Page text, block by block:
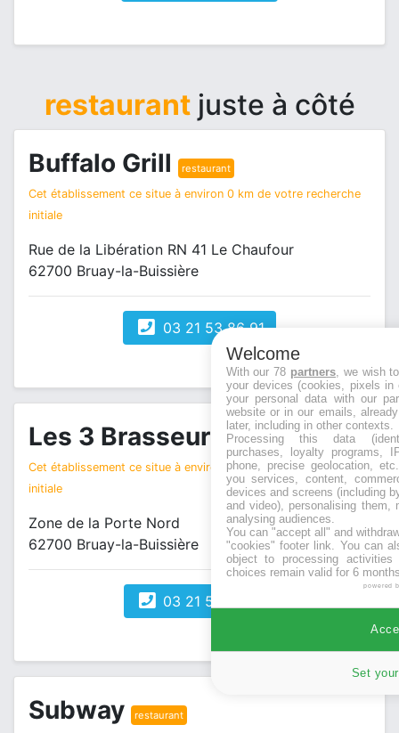
restaurantjuste à côté
Buffalo Grill restaurant
Cet établissement ce situe à environ 0 km de votre recherche
initiale
Rue de la Libération RN 41 Le Chaufour
62700 Bruay-la-Buissière
03 21 53 86 91
Les 3 Brasseurs restaurant
Cet établissement ce situe à environ 0 km de votre recherche
initiale
Zone de la Porte Nord
62700 Bruay-la-Buissière
03 21 54 71 35
Subway restaurant
Welcome
With our 78 partners, we wish
your devices (cookies, pixels
your personal data with our
website or in our emails,
later, including in other contexts.
Processing this data
purchases, loyalty programs,
phone, precise geolocation,
you services, content,
devices and screens (including
and video), personalising them,
analysing audiences.
You can "accept all" and
"cookies" footer link. You can
object to processing
choices remain valid for 6
powered
Set